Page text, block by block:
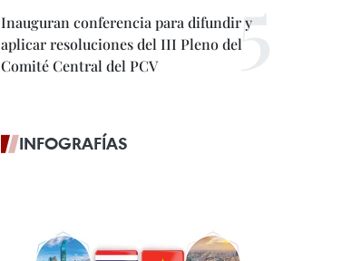
Inauguran conferencia para difundir y
aplicar resoluciones del III Pleno del
Comité Central del PCV
INFOGRAFÍAS